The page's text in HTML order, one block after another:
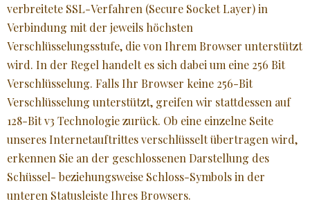
verbreitete SSL-Verfahren (Secure Socket Layer) in
Verbindung mit der jeweils höchsten
Verschlüsselungsstufe, die von Ihrem Browser unterstützt
wird. In der Regel handelt es sich dabei um eine 256 Bit
Verschlüsselung. Falls Ihr Browser keine 256-Bit
Verschlüsselung unterstützt, greifen wir stattdessen auf
128-Bit v3 Technologie zurück. Ob eine einzelne Seite
unseres Internetauftrittes verschlüsselt übertragen wird,
erkennen Sie an der geschlossenen Darstellung des
Schüssel- beziehungsweise Schloss-Symbols in der
unteren Statusleiste Ihres Browsers.